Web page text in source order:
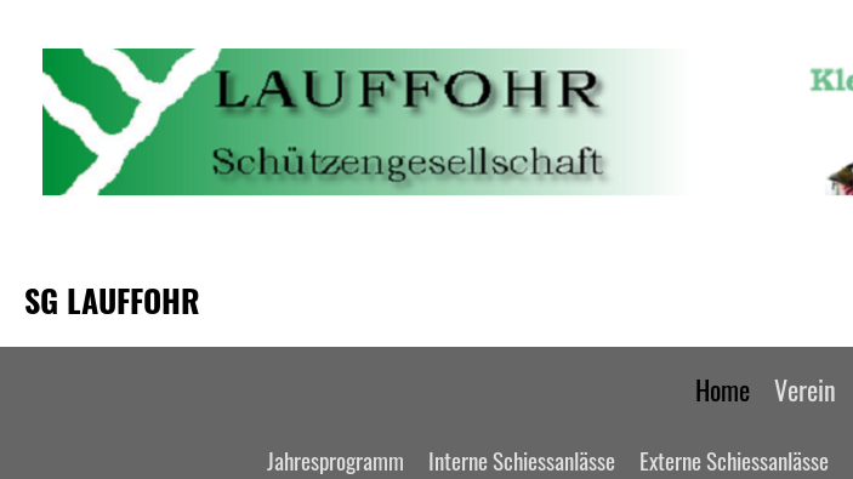
SG LAUFFOHR
Home Verein
Jahresprogramm Interne Schiessanlässe Externe Schiessanlässe